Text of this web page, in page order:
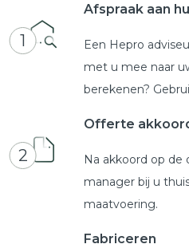
1
Afspraak aan
Een Hepro
met u mee naar
berekenen?
2
Offerte
Na akkoord op
manager bij u
maatvoering.
Fabriceren